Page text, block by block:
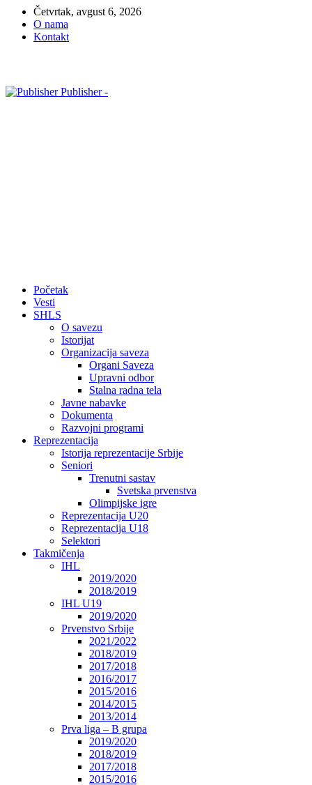
Četvrtak, avgust 6, 2026
O nama
Kontakt
Publisher -
Početak
Vesti
SHLS
O savezu
Istorijat
Organizacija saveza
Organi Saveza
Upravni odbor
Stalna radna tela
Javne nabavke
Dokumenta
Razvojni programi
Reprezentacija
Istorija reprezentacije Srbije
Seniori
Trenutni sastav
Svetska prvenstva
Olimpijske igre
Reprezentacija U20
Reprezentacija U18
Selektori
Takmičenja
IHL
2019/2020
2018/2019
IHL U19
2019/2020
Prvenstvo Srbije
2021/2022
2018/2019
2017/2018
2016/2017
2015/2016
2014/2015
2013/2014
Prva liga – B grupa
2019/2020
2018/2019
2017/2018
2015/2016